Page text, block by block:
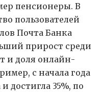
пенсионеры. В
пользователей
Почта Банка
прирост среди
и доля онлайн-
с начала года
достигла 35%, по